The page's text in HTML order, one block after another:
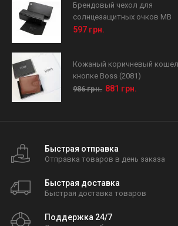
Брендовый чехол для
солнцезащитных очков MB
597 грн.
Кожаный коричневый
кнопке Boss (2081)
986 грн. 881 грн.
Быстрая отправка
Отправка товаров в день заказа
Быстрая доставка
Быстрая доставка товаров
Поддержка 24/7